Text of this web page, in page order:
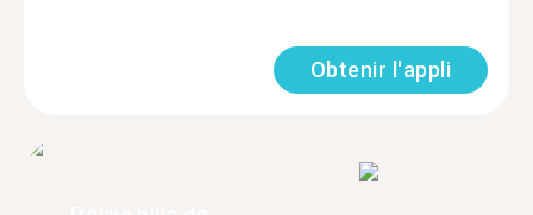
Obtenir l'appli